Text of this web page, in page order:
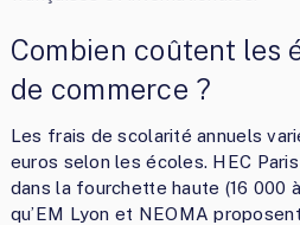
Combien coûtent les
de commerce ?
Les frais de scolarité annuels
euros selon les écoles. HEC
dans la fourchette haute (16 000
qu’EM Lyon et NEOMA